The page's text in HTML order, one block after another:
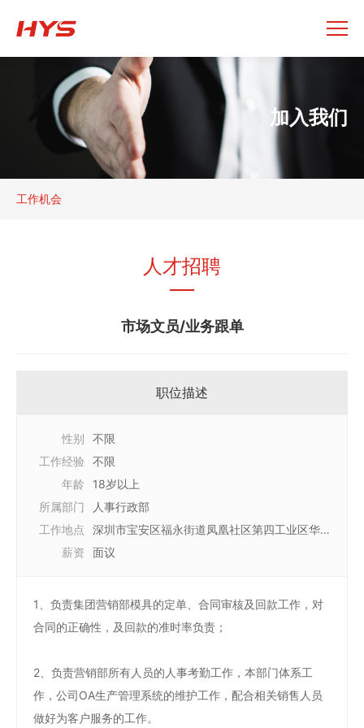
加入我们
工作机会
人才招聘
市场文员/业务跟单
职位描述
性别
不限
工作经验
不限
年龄
18岁以上
所属部门
人事行政部
工作地点
深圳市宝安区福永街道凤凰社区第四工业区华益
盛工业园
薪资 面议
1、负责集团营销部模具的定单、合同审核及回款工作，对
合同的正确性，及回款的准时率负责；
2、负责营销部所有人员的人事考勤工作，本部门体系工
作，公司OA生产管理系统的维护工作，配合相关销售人员
做好为客户服务的工作。